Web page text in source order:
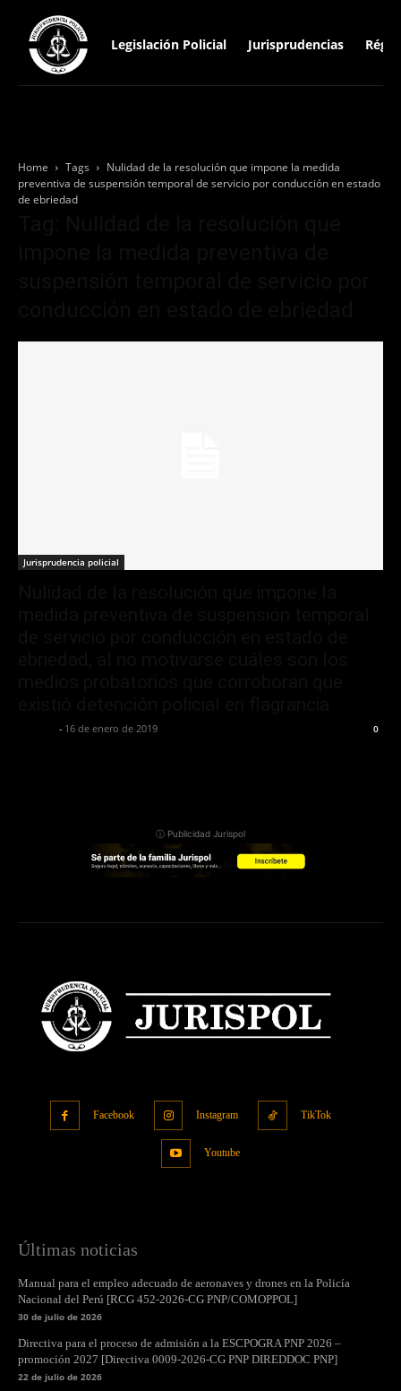
Legislación Policial Jurisprudencias
Home Tags
Nulidad de la resolución que impone la medida
preventiva de suspensión temporal de servicio por conducción en estado
de ebriedad
Jurisprudencia policial
- 16 de enero de 2019 0
ⓘ Publicidad Jurispol
Facebook Instagram TikTok
Youtube
Últimas noticias
Manual para el empleo adecuado de aeronaves y drones en la Policía
Nacional del Perú [RCG 452-2026-CG PNP/COMOPPOL]
30 de julio de 2026
Directiva para el proceso de admisión a la ESCPOGRA PNP 2026 –
promoción 2027 [Directiva 0009-2026-CG PNP DIREDDOC PNP]
22 de julio de 2026